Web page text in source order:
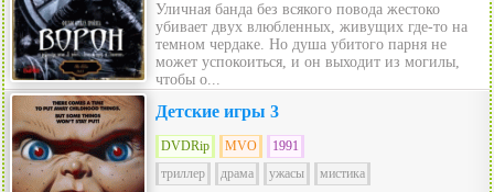
Уличная банда без всякого повода жестоко
убивает двух влюбленных, живущих где-то на
темном чердаке. Но душа убитого парня не
может успокоиться, и он выходит из могилы,
чтобы о...
Детские игры 3
DVDRip MVO
1991
триллер
драма ужасы мистика